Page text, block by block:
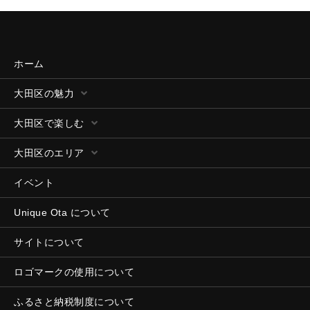
ホーム
大田区の魅力
大田区で楽しむ
大田区のエリア
イベント
Unique Ota について
サイトについて
ロゴマークの使用について
ふるさと納税制度について